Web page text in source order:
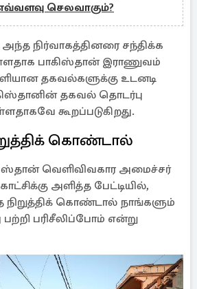
செலவாகும்?
நிர்வாகத்தினரை சந்திக்க
பாகிஸ்தான் இராணுவம்
தகவல்களுக்கு உடனடி
தகவல் தொடர்பு
கூறப்படுகிறது.
கொண்டால்
வெளிவிவகார அமைச்சர்
அளித்த பேட்டியில்,
கொண்டால் நாங்களும்
பற்றி பரிசீலிப்போம் என்று